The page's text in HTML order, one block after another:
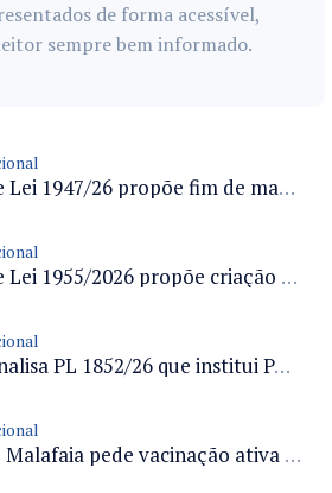
de forma acessível,
sempre bem informado.
Projeto de Lei 1947/26 propõe fim de margens para cartão de crédito e consignado do INSS
Projeto de Lei 1955/2026 propõe criação de geração livre de fumo ao restringir venda de vapes a nascidos desde 1º de janeiro de 2009
Câmara analisa PL 1852/26 que institui Política Nacional de Gestão de Desempenho e Eficiência para servidores públicos
Dorinaldo Malafaia pede vacinação ativa ao Ministério da Saúde para reverter queda na cobertura vacinal no Brasil